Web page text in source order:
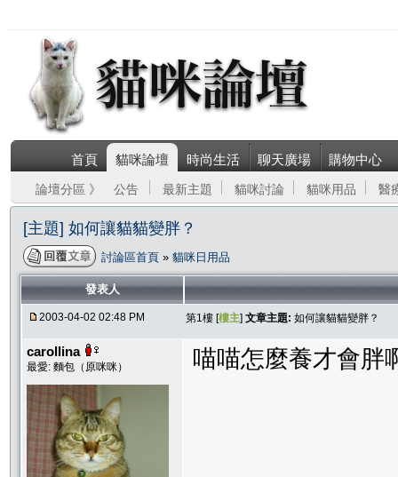
首頁 貓咪論壇 時尚生活 聊天廣場 購物中心
論壇分區 》 公告 最新主題 貓咪討論 貓咪用品 醫
[主題] 如何讓貓貓變胖？
討論區首頁 » 貓咪日用品
發表人
2003-04-02 02:48 PM 第1樓 [樓主] 文章主題: 如何讓貓貓變胖？
carollina
最愛: 麵包（原咪咪） 喵喵怎麼養才會胖